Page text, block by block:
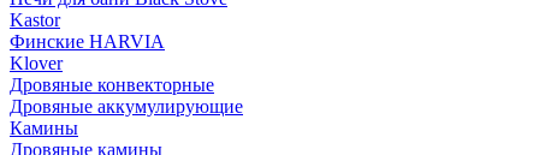
Kastor
Финские HARVIA
Klover
Дровяные конвекторные
Дровяные аккумулирующие
Камины
Дровяные камины